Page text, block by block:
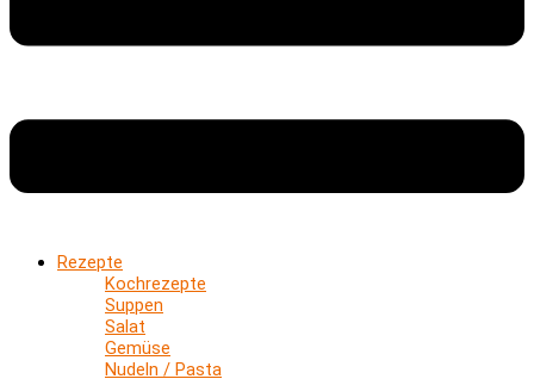
Rezepte
Kochrezepte
Suppen
Salat
Gemüse
Nudeln / Pasta